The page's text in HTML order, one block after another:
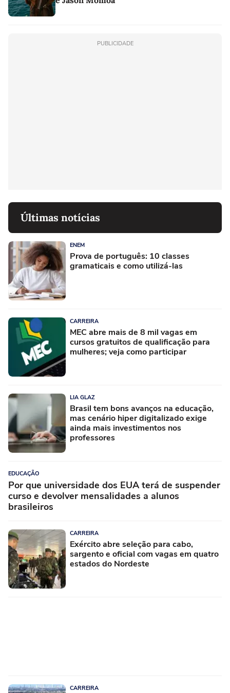
PUBLICIDADE
Últimas notícias
ENEM
Prova de português: 10 classes
gramaticais e como utilizá-las
CARREIRA
MEC abre mais de 8 mil vagas em
cursos gratuitos de qualificação para
mulheres; veja como participar
LIA GLAZ
Brasil tem bons avanços na educação,
mas cenário hiper digitalizado exige
ainda mais investimentos nos
professores
EDUCAÇÃO
Por que universidade dos EUA terá de suspender
curso e devolver mensalidades a alunos
brasileiros
CARREIRA
Exército abre seleção para cabo,
sargento e oficial com vagas em quatro
estados do Nordeste
CARREIRA